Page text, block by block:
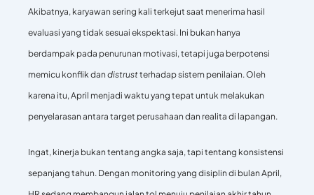
Akibatnya, karyawan sering kali terkejut saat menerima hasil
evaluasi yang tidak sesuai ekspektasi. Ini bukan hanya
berdampak pada penurunan motivasi, tetapi juga berpotensi
memicu konflik dan distrustterhadap sistem penilaian. Oleh
karena itu, April menjadi waktu yang tepat untuk melakukan
penyelarasan antara target perusahaan dan realita di lapangan.
Ingat, kinerja bukan tentang angka saja, tapi tentang konsistensi
sepanjang tahun. Dengan monitoring yang disiplin di bulan April,